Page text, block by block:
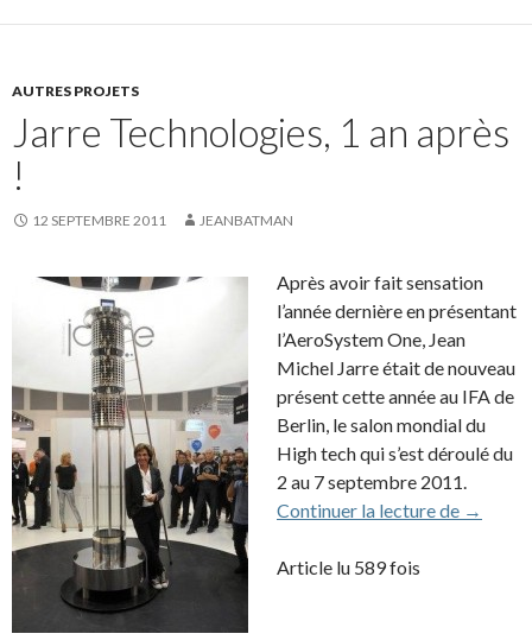
AUTRES PROJETS
Jarre Technologies, 1 an après
!
12 SEPTEMBRE 2011 JEANBATMAN
Après avoir fait sensation
l’année dernière en présentant
l’AeroSystem One, Jean
Michel Jarre était de nouveau
présent cette année au IFA de
Berlin, le salon mondial du
High tech qui s’est déroulé du
2 au 7 septembre 2011.
Continuer la lecture de Jarre
→
Article lu 589 fois